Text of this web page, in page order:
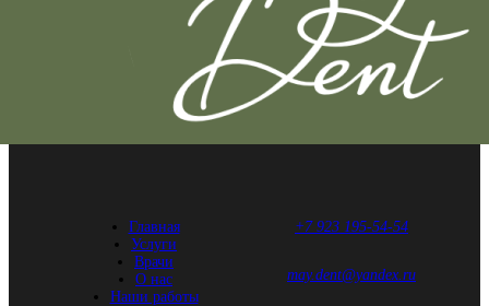
Главная
Услуги
Врачи
О нас
Наши работы
+7 923 195-54-54
may.dent@yandex.ru